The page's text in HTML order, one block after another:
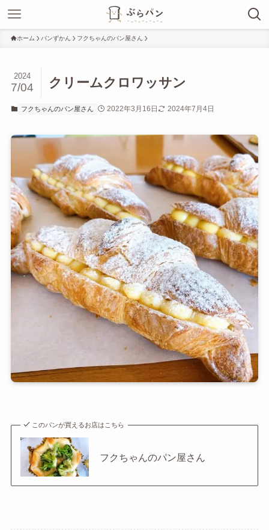
ホーム パンずかん フクちゃんのパン屋さん
クリームクロワッサン
2024
7/04
フクちゃんのパン屋さん 2022年3月16日 2024年7月4日
このパンが買えるお店はこちら
フクちゃんのパン屋さん